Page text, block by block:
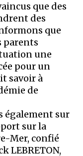
que des
des
que
parents
une
pour un
savoir à
de
également sur
sur la
Mer, confié
LEBRETON,